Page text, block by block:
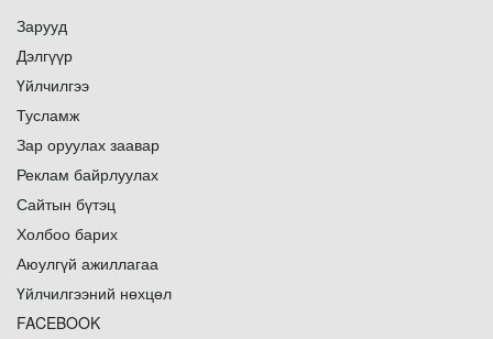
Зарууд
Дэлгүүр
Үйлчилгээ
Тусламж
Зар оруулах заавар
Реклам байрлуулах
Сайтын бүтэц
Холбоо барих
Аюулгүй ажиллагаа
Үйлчилгээний нөхцөл
FACEBOOK